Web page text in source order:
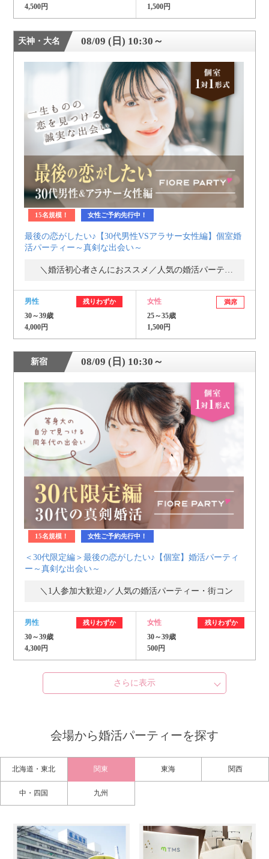
4,500円
1,500円
天神・大名 08/09 (日) 10:30～
15名規模！ 女性ご予約先行中！
最後の恋がしたい♪【30代男性VSアラサー女性編】個室婚
活パーティー～真剣な出会い～
＼婚活初心者さんにおススメ／人気の婚活パーティー・街コン
男性 残りわずか
30～39歳
4,000円
女性 満席
25～35歳
1,500円
新宿 08/09 (日) 10:30～
15名規模！ 女性ご予約先行中！
＜30代限定編＞最後の恋がしたい♪【個室】婚活パーティ
ー～真剣な出会い～
＼1人参加大歓迎♪／人気の婚活パーティー・街コン
男性 残りわずか
30～39歳
4,300円
女性 残りわずか
30～39歳
500円
さらに表示
会場から婚活パーティーを探す
北海道・東北 関東 東海 関西
中・四国 九州